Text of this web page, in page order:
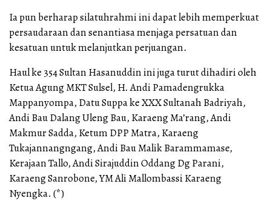
Ia pun berharap silatuhrahmi ini dapat lebih memperkuat
persaudaraan dan senantiasa menjaga persatuan dan
kesatuan untuk melanjutkan perjuangan.
Haul ke 354 Sultan Hasanuddin ini juga turut dihadiri oleh
Ketua Agung MKT Sulsel, H. Andi Pamadengrukka
Mappanyompa, Datu Suppa ke XXX Sultanah Badriyah,
Andi Bau Dalang Uleng Bau, Karaeng Ma’rang, Andi
Makmur Sadda, Ketum DPP Matra, Karaeng
Tukajannangngang, Andi Bau Malik Barammamase,
Kerajaan Tallo, Andi Sirajuddin Oddang Dg Parani,
Karaeng Sanrobone, YM Ali Mallombassi Karaeng
Nyengka. (*)